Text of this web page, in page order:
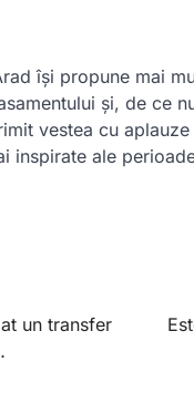
își propune mai
și, de ce
vestea cu
inspirate ale
un transfer